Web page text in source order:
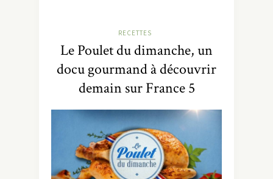
RECETTES
Le Poulet du dimanche, un
docu gourmand à découvrir
demain sur France 5